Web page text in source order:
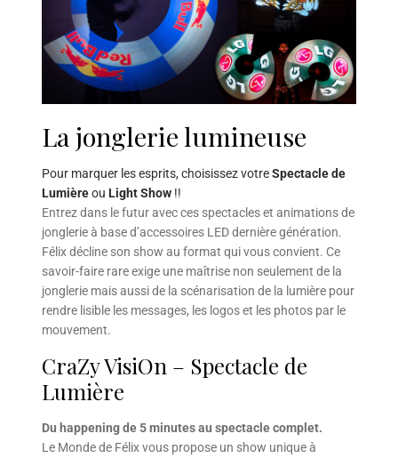
La jonglerie lumineuse
Pour marquer les esprits, choisissez votreSpectacle de
Lumièreou Light Show!!
Entrez dans le futur avec ces spectacles et animations de
jonglerie à base d’accessoires LED dernière génération.
Félix décline son show au format qui vous convient. Ce
savoir-faire rare exige une maîtrise non seulement de la
jonglerie mais aussi de la scénarisation de la lumière pour
rendre lisible les messages, les logos et les photos par le
mouvement.
CraZy VisiOn – Spectacle de
Lumière
Du happening de 5 minutes au spectacle complet.
Le Monde de Félix vous propose un show unique à